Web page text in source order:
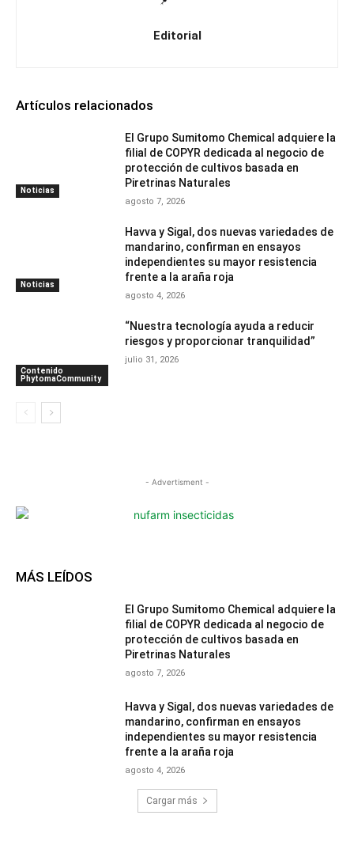
Editorial
Artículos relacionados
Noticias
El Grupo Sumitomo Chemical adquiere la
filial de COPYR dedicada al negocio de
protección de cultivos basada en
Piretrinas Naturales
agosto 7, 2026
Noticias
Havva y Sigal, dos nuevas variedades de
mandarino, confirman en ensayos
independientes su mayor resistencia
frente a la araña roja
agosto 4, 2026
Contenido
PhytomaCommunity
“Nuestra tecnología ayuda a reducir
riesgos y proporcionar tranquilidad”
julio 31, 2026
- Advertisment -
MÁS LEÍDOS
El Grupo Sumitomo Chemical adquiere la
filial de COPYR dedicada al negocio de
protección de cultivos basada en
Piretrinas Naturales
agosto 7, 2026
Havva y Sigal, dos nuevas variedades de
mandarino, confirman en ensayos
independientes su mayor resistencia
frente a la araña roja
agosto 4, 2026
Cargar más